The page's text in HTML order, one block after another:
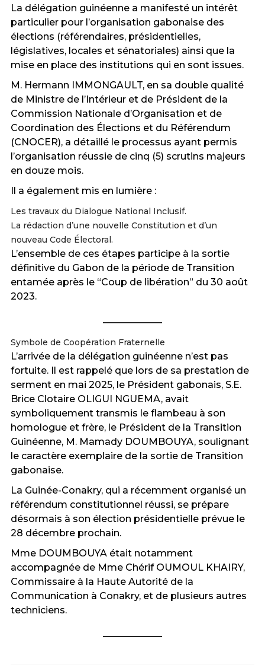
La délégation guinéenne a manifesté un intérêt
particulier pour l’organisation gabonaise des
élections (référendaires, présidentielles,
législatives, locales et sénatoriales) ainsi que la
mise en place des institutions qui en sont issues.
M. Hermann IMMONGAULT, en sa double qualité
de Ministre de l’Intérieur et de Président de la
Commission Nationale d’Organisation et de
Coordination des Élections et du Référendum
(CNOCER), a détaillé le processus ayant permis
l’organisation réussie de cinq (5) scrutins majeurs
en douze mois.
Il a également mis en lumière :
Les travaux du Dialogue National Inclusif.
La rédaction d’une nouvelle Constitution et d’un
nouveau Code Électoral.
L’ensemble de ces étapes participe à la sortie
définitive du Gabon de la période de Transition
entamée après le “Coup de libération” du 30 août
2023.
Symbole de Coopération Fraternelle
L’arrivée de la délégation guinéenne n’est pas
fortuite. Il est rappelé que lors de sa prestation de
serment en mai 2025, le Président gabonais, S.E.
Brice Clotaire OLIGUI NGUEMA, avait
symboliquement transmis le flambeau à son
homologue et frère, le Président de la Transition
Guinéenne, M. Mamady DOUMBOUYA, soulignant
le caractère exemplaire de la sortie de Transition
gabonaise.
La Guinée-Conakry, qui a récemment organisé un
référendum constitutionnel réussi, se prépare
désormais à son élection présidentielle prévue le
28 décembre prochain.
Mme DOUMBOUYA était notamment
accompagnée de Mme Chérif OUMOUL KHAIRY,
Commissaire à la Haute Autorité de la
Communication à Conakry, et de plusieurs autres
techniciens.